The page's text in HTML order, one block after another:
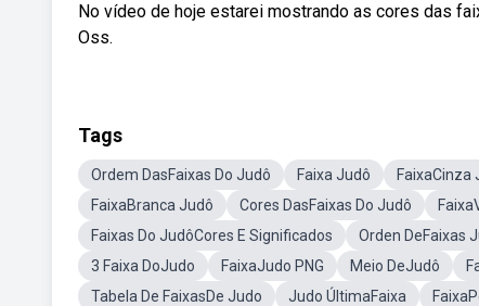
No vídeo de hoje estarei mostrando as cores das
Oss.
Tags
Ordem DasFaixas Do Judô Faixa Judô FaixaCinza
FaixaBranca Judô
Cores DasFaixas Do Judô
Faixas Do JudôCores E Significados
Orden DeFaixas
3 Faixa DoJudo
FaixaJudo PNG Meio DeJudô
Tabela De FaixasDe Judo
Judo ÚltimaFaixa